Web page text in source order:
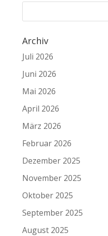
Archiv
Juli 2026
Juni 2026
Mai 2026
April 2026
März 2026
Februar 2026
Dezember 2025
November 2025
Oktober 2025
September 2025
August 2025